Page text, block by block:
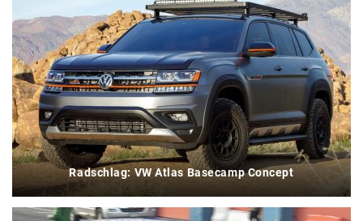
Radschlag: VW Atlas Basecamp Concept